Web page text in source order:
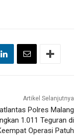
Artikel Selanjutnya
Polres Malang
1.011 Teguran di
Operasi Patuh